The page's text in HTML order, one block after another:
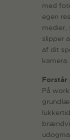
med
egen
medier,
slipper
af dit
kamera.
Forstår
På